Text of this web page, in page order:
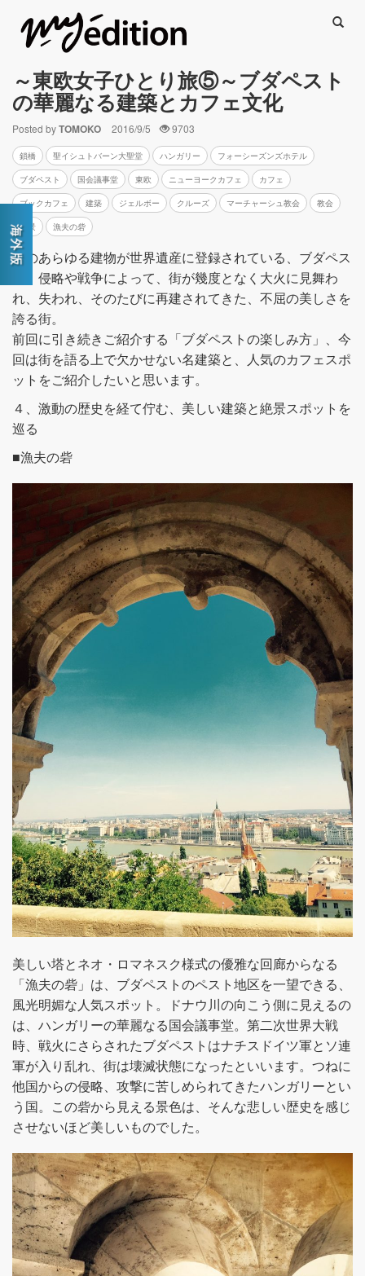
～東欧女子ひとり旅⑤～ブダペスト
の華麗なる建築とカフェ文化
Posted byTOMOKO 2016/9/5 9703
鎖橋 聖イシュトバーン大聖堂 ハンガリー フォーシーズンズホテル
ブダペスト 国会議事堂 東欧 ニューヨークカフェ カフェ
ブックカフェ 建築 ジェルボー クルーズ マーチャーシュ教会 教会
夜景 漁夫の砦
街のあらゆる建物が世界遺産に登録されている、ブダペス
ト。侵略や戦争によって、街が幾度となく大火に見舞わ
れ、失われ、そのたびに再建されてきた、不屈の美しさを
誇る街。
前回に引き続きご紹介する「ブダペストの楽しみ方」、今
回は街を語る上で欠かせない名建築と、人気のカフェスポ
ットをご紹介したいと思います。
４、激動の歴史を経て佇む、美しい建築と絶景スポットを
巡る
■漁夫の砦
美しい塔とネオ・ロマネスク様式の優雅な回廊からなる
「漁夫の砦」は、ブダペストのペスト地区を一望できる、
風光明媚な人気スポット。ドナウ川の向こう側に見えるの
は、ハンガリーの華麗なる国会議事堂。第二次世界大戦
時、戦火にさらされたブダペストはナチスドイツ軍とソ連
軍が入り乱れ、街は壊滅状態になったといいます。つねに
他国からの侵略、攻撃に苦しめられてきたハンガリーとい
う国。この砦から見える景色は、そんな悲しい歴史を感じ
させないほど美しいものでした。